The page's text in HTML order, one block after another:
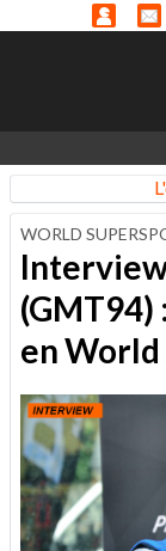
WORLD
(GMT94)
en